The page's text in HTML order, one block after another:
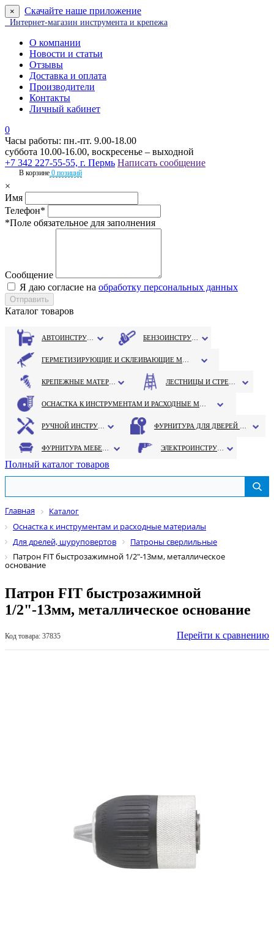
× Скачайте наше приложение
Интернет-магазин инструмента и крепежа
О компании
Новости и статьи
Отзывы
Доставка и оплата
Производители
Контакты
Личный кабинет
0
Часы работы: пн.-пт. 9.00-18.00
суббота 10.00-16.00, воскресенье – выходной
+7 342 227-55-55, г. Пермь Написать сообщение
В корзине 0 позиций
×
Имя
Телефон*
*Поле обязательное для заполнения
Сообщение
Я даю согласие на обработку персональных данных
Каталог товаров
Полный каталог товаров
Главная
Каталог
Оснастка к инструментам и расходные материалы
Для дрелей, шуруповертов
Патроны сверлильные
Патрон FIT быстрозажимной 1/2"-13мм, металлическое
основание
Патрон FIT быстрозажимной
1/2"-13мм, металлическое основание
Код товара: 37835 Перейти к сравнению